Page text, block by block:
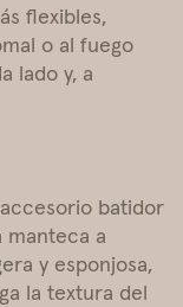
flexibles,
o al fuego
lado y, a
batidor
manteca a
y esponjosa,
la textura del